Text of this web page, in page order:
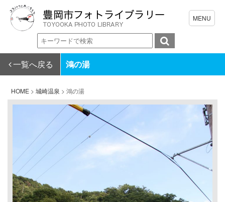
一覧へ戻る 鴻の湯
HOME > 城崎温泉 > 鴻の湯